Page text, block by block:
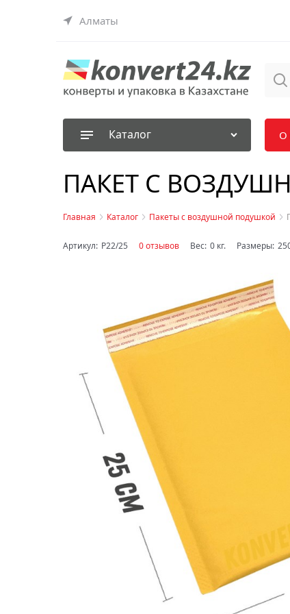
Алматы
Каталог О
ПАКЕТ С
Главная Каталог Пакеты с воздушной подушкой
Артикул: P22/25 0 отзывов Вес: 0 кг. Размеры: